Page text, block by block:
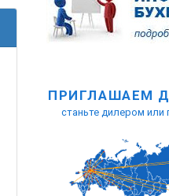
ПРИГЛАШАЕМ
станьте дилером или